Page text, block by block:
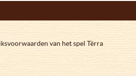
van het spel Tèrra